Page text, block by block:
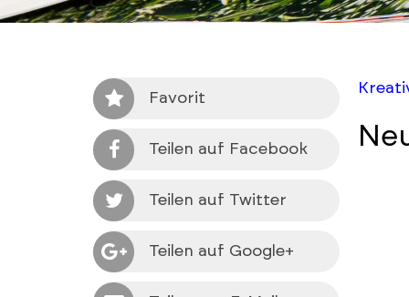
Favorit
Teilen auf Facebook
Teilen auf Twitter
Teilen auf Google+